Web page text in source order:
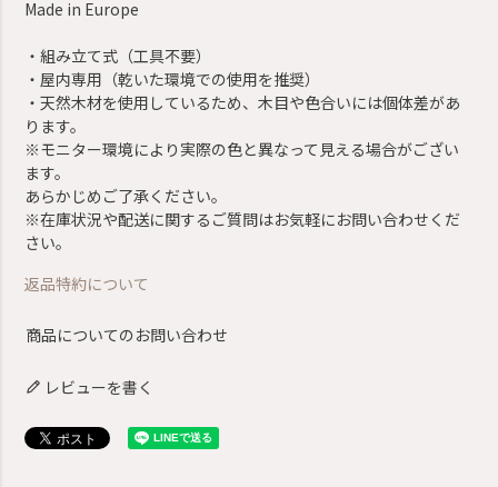
Made in Europe
・組み立て式（工具不要）
・屋内専用（乾いた環境での使用を推奨）
・天然木材を使用しているため、木目や色合いには個体差があ
ります。
※モニター環境により実際の色と異なって見える場合がござい
ます。
あらかじめご了承ください。
※在庫状況や配送に関するご質問はお気軽にお問い合わせくだ
さい。
返品特約について
商品についてのお問い合わせ
レビューを書く